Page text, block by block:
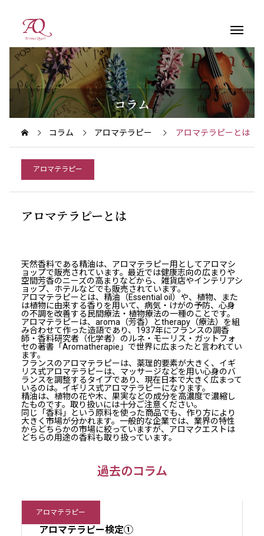
コラム
コラム アロマテラピー アロマテラピーとは
アロマテラピー
アロマテラピーとは
天然香料である精油は、アロマテラピー用としてアロマシ
ョップで販売されています。最近では健康志向の広まりや
空間芳香のニーズの高まりなどから、雑貨店やインテリアシ
ョップ、ホテルなどでも販売されています。
アロマテラピーとは、精油（Essential oil ）や、植物、また
は植物に由来する香りを用いて、病気・けがの予防、心身
の不調を改善する民間療法・植物療法の一種のことです。
アロマテラピーは、 aroma （芳香）とtherapy （療法）を組
み合わせて作った造語であり、 1937年にフランスの調香
師・香料研究者（化学者）のルネ・モーリス・ガットフォ
セの著書「 Aromatherapie 」で世界に広まったと言われてい
ます。
フランスのアロマテラピーは、薬理的要素が大きく、イギ
リス式アロマテラピーは、マッサージなどを用い心身のバ
ランスを調整するタイプであり、現在日本で大きく広まって
いるのは。イギリス式アロマテラピーになります。
精油は、植物の花や木、果実などの成分を高濃度で濃縮し
たものです。取り扱いには十分ご注意ください。
同じ「香料」という原料を使った商品でも、作り方により
大きく市場が分かれます。一般的な企業では、業界の特性
からどちらかの市場に絞っていますが、アロマクエストは
どちらの用途の香料も取り扱っています。
過去のコラム
アロマテラピー
アロマテラピー検定①